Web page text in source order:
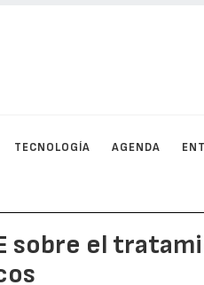
TECNOLOGÍA AGENDA
sobre el